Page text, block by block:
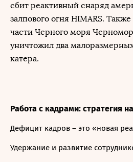
сбит реактивный снаряд
залпового огня HIMARS.
части Черного моря
уничтожил два
катера.
Работа с кадрами: стратегия
Дефицит кадров – это «новая
Удержание и развитие